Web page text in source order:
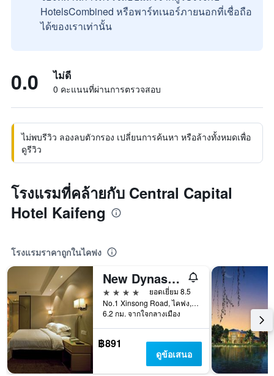
HotelsCombined หรือพาร์ทเนอร์ภายนอกที่เชื่อถือ
ได้ของเราเท่านั้น
0.0 ไม่ดี
0 คะแนนที่ผ่านการตรวจสอบ
ไม่พบรีวิว ลองลบตัวกรอง เปลี่ยนการค้นหา หรือล้างทั้งหมดเพื่อ
ดูรีวิว
โรงแรมที่คล้ายกับ Central Capital
Hotel Kaifeng
โรงแรมราคาถูกในไคฟง
New Dynasty Hotel
4 ดาว
ยอดเยี่ยม 8.5
No.1 Xinsong Road, ไคฟง, จีน
6.2 กม. จากใจกลางเมือง
฿891
ดูข้อเสนอ